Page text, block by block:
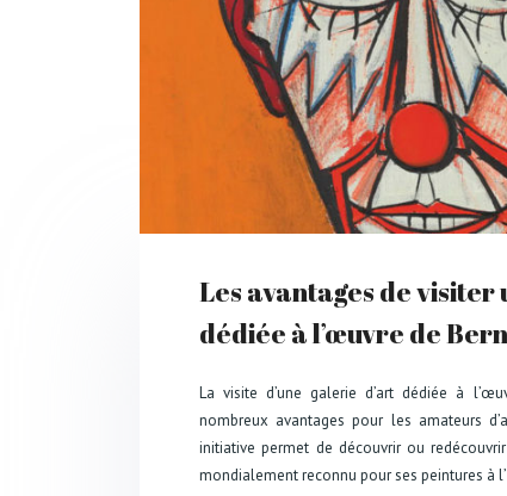
Les avantages de visiter
dédiée à l’œuvre de
La visite d’une galerie d’art dédiée à
nombreux avantages pour les amateurs
initiative permet de découvrir ou
mondialement reconnu pour ses peintures à